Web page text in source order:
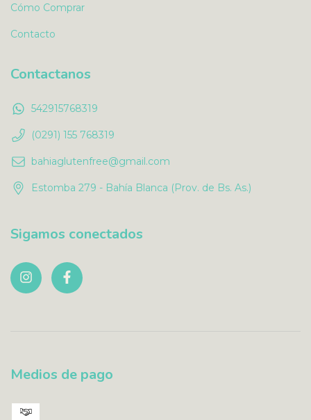
Cómo Comprar
Contacto
Contactanos
542915768319
(0291) 155 768319
bahiaglutenfree@gmail.com
Estomba 279 - Bahía Blanca (Prov. de Bs. As.)
Sigamos conectados
Medios de pago